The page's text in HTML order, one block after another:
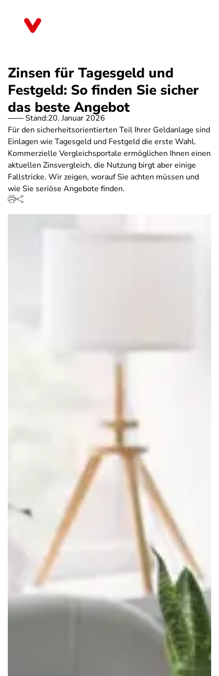
Zinsen für Tagesgeld und
Festgeld: So finden Sie sicher
das beste Angebot
Stand:20. Januar 2026
Für den sicherheitsorientierten Teil Ihrer Geldanlage sind
Einlagen wie Tagesgeld und Festgeld die erste Wahl.
Kommerzielle Vergleichsportale ermöglichen Ihnen einen
aktuellen Zinsvergleich, die Nutzung birgt aber einige
Fallstricke. Wir zeigen, worauf Sie achten müssen und
wie Sie seriöse Angebote finden.